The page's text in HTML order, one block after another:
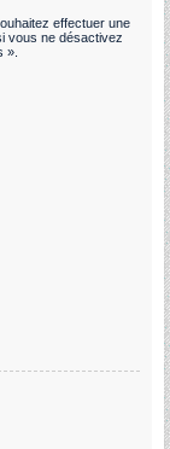
effectuer une
vous ne désactivez
».